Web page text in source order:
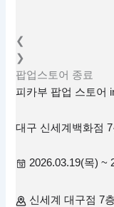
❮
❯
팝업스토어 종료
피카부 팝업 스토어
대구 신세계백화점
2026.03.19(목) ~
신세계 대구점 7층